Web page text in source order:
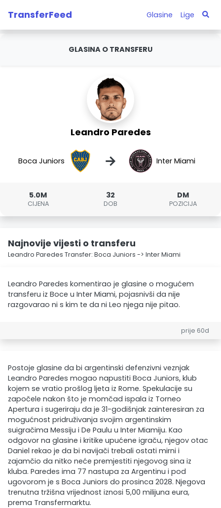
TransferFeed Glasine Lige
GLASINA O TRANSFERU
Leandro Paredes
Boca Juniors → Inter Miami
5.0M
CIJENA
32
DOB
DM
POZICIJA
Najnovije vijesti o transferu
Leandro Paredes Transfer: Boca Juniors -> Inter Miami
Leandro Paredes komentirao je glasine o mogućem
transferu iz Boce u Inter Miami, pojasnivši da nije
razgovarao ni s kim te da ni Leo njega nije pitao.
prije 60d
Postoje glasine da bi argentinski defenzivni veznjak
Leandro Paredes mogao napustiti Boca Juniors, klub
kojem se vratio prošlog ljeta iz Rome. Spekulacije su
započele nakon što je momčad ispala iz Torneo
Apertura i sugeriraju da je 31-godišnjak zainteresiran za
mogućnost pridruživanja svojim argentinskim
suigračima Messiju i De Paulu u Inter Miamiju. Kao
odgovor na glasine i kritike upućene igraču, njegov otac
Daniel rekao je da bi navijači trebali ostati mirni i
zajamčio da nitko neće premjestiti njegovog sina iz
kluba. Paredes ima 77 nastupa za Argentinu i pod
ugovorom je s Boca Juniors do prosinca 2028. Njegova
trenutna tržišna vrijednost iznosi 5,00 milijuna eura,
prema Transfermarktu.